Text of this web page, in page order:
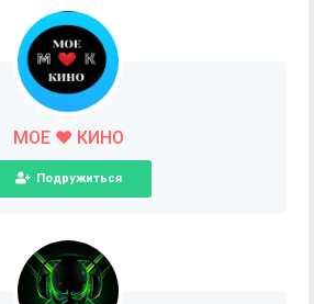
МОЕ ❤️ КИНО
Подружиться